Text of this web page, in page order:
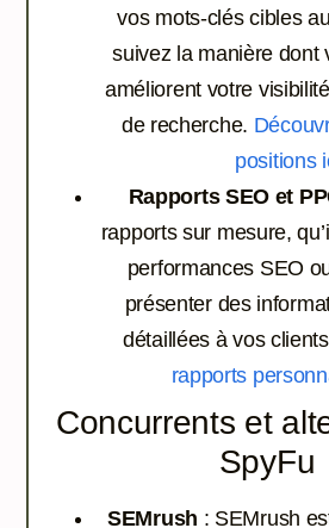
vos mots-clés cibles
suivez la manière dont
améliorent votre
de recherche.
positions
Rapports SEO et
rapports sur mesure,
performances SEO
présenter des
détaillées à vos
rapports
Concurrents et
SpyFu
SEMrush : SEMrush